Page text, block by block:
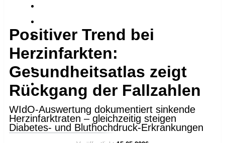
Positiver Trend bei
Herzinfarkten:
Gesundheitsatlas zeigt
Rückgang der Fallzahlen
WIdO-Auswertung dokumentiert sinkende
Herzinfarktraten – gleichzeitig steigen
Diabetes- und Bluthochdruck-Erkrankungen